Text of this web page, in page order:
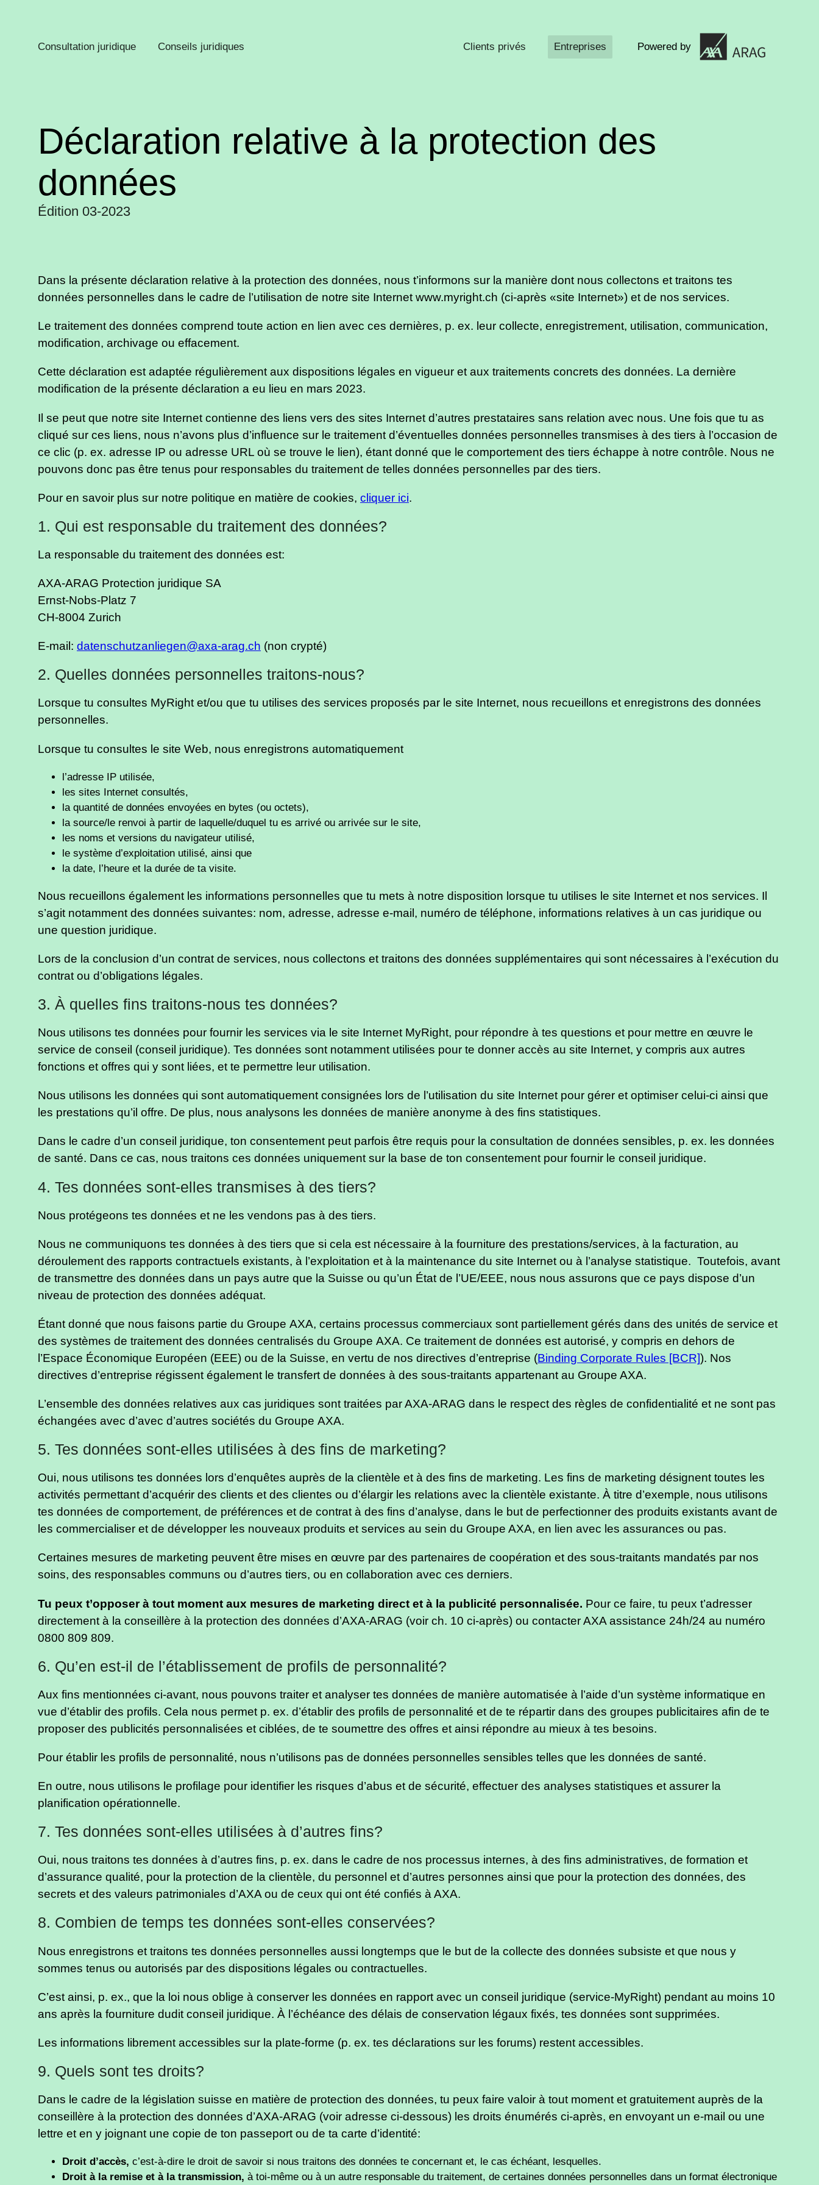
Consultation juridique Conseils juridiques Clients privés Entreprises Powered by
Déclaration relative à la protection des
données
Édition 03-2023
Dans la présente déclaration relative à la protection des données, nous t’informons sur la manière dont nous collectons et traitons tes
données personnelles dans le cadre de l’utilisation de notre site Internet www.myright.ch (ci-après «site Internet») et de nos services.
Le traitement des données comprend toute action en lien avec ces dernières, p. ex. leur collecte, enregistrement, utilisation, communication,
modification, archivage ou effacement.
Cette déclaration est adaptée régulièrement aux dispositions légales en vigueur et aux traitements concrets des données. La dernière
modification de la présente déclaration a eu lieu en mars 2023.
Il se peut que notre site Internet contienne des liens vers des sites Internet d’autres prestataires sans relation avec nous. Une fois que tu as
cliqué sur ces liens, nous n’avons plus d’influence sur le traitement d’éventuelles données personnelles transmises à des tiers à l’occasion de
ce clic (p. ex. adresse IP ou adresse URL où se trouve le lien), étant donné que le comportement des tiers échappe à notre contrôle. Nous ne
pouvons donc pas être tenus pour responsables du traitement de telles données personnelles par des tiers.
Pour en savoir plus sur notre politique en matière de cookies, cliquer ici.
1. Qui est responsable du traitement des données?
La responsable du traitement des données est:
AXA-ARAG Protection juridique SA
Ernst-Nobs-Platz 7
CH-8004 Zurich
E-mail: datenschutzanliegen@axa-arag.ch (non crypté)
2. Quelles données personnelles traitons-nous?
Lorsque tu consultes MyRight et/ou que tu utilises des services proposés par le site Internet, nous recueillons et enregistrons des données
personnelles.
Lorsque tu consultes le site Web, nous enregistrons automatiquement
l’adresse IP utilisée,
les sites Internet consultés,
la quantité de données envoyées en bytes (ou octets),
la source/le renvoi à partir de laquelle/duquel tu es arrivé ou arrivée sur le site,
les noms et versions du navigateur utilisé,
le système d’exploitation utilisé, ainsi que
la date, l’heure et la durée de ta visite.
Nous recueillons également les informations personnelles que tu mets à notre disposition lorsque tu utilises le site Internet et nos services. Il
s’agit notamment des données suivantes: nom, adresse, adresse e-mail, numéro de téléphone, informations relatives à un cas juridique ou
une question juridique.
Lors de la conclusion d’un contrat de services, nous collectons et traitons des données supplémentaires qui sont nécessaires à l’exécution du
contrat ou d’obligations légales.
3. À quelles fins traitons-nous tes données?
Nous utilisons tes données pour fournir les services via le site Internet MyRight, pour répondre à tes questions et pour mettre en œuvre le
service de conseil (conseil juridique). Tes données sont notamment utilisées pour te donner accès au site Internet, y compris aux autres
fonctions et offres qui y sont liées, et te permettre leur utilisation.
Nous utilisons les données qui sont automatiquement consignées lors de l’utilisation du site Internet pour gérer et optimiser celui-ci ainsi que
les prestations qu’il offre. De plus, nous analysons les données de manière anonyme à des fins statistiques.
Dans le cadre d’un conseil juridique, ton consentement peut parfois être requis pour la consultation de données sensibles, p. ex. les données
de santé. Dans ce cas, nous traitons ces données uniquement sur la base de ton consentement pour fournir le conseil juridique.
4. Tes données sont-elles transmises à des tiers?
Nous protégeons tes données et ne les vendons pas à des tiers.
Nous ne communiquons tes données à des tiers que si cela est nécessaire à la fourniture des prestations/services, à la facturation, au
déroulement des rapports contractuels existants, à l’exploitation et à la maintenance du site Internet ou à l’analyse statistique. Toutefois, avant
de transmettre des données dans un pays autre que la Suisse ou qu’un État de l’UE/EEE, nous nous assurons que ce pays dispose d’un
niveau de protection des données adéquat.
Étant donné que nous faisons partie du Groupe AXA, certains processus commerciaux sont partiellement gérés dans des unités de service et
des systèmes de traitement des données centralisés du Groupe AXA. Ce traitement de données est autorisé, y compris en dehors de
l’Espace Économique Européen (EEE) ou de la Suisse, en vertu de nos directives d’entreprise (Binding Corporate Rules [BCR]). Nos
directives d’entreprise régissent également le transfert de données à des sous-traitants appartenant au Groupe AXA.
L’ensemble des données relatives aux cas juridiques sont traitées par AXA-ARAG dans le respect des règles de confidentialité et ne sont pas
échangées avec d’avec d’autres sociétés du Groupe AXA.
5. Tes données sont-elles utilisées à des fins de marketing?
Oui, nous utilisons tes données lors d’enquêtes auprès de la clientèle et à des fins de marketing. Les fins de marketing désignent toutes les
activités permettant d’acquérir des clients et des clientes ou d’élargir les relations avec la clientèle existante. À titre d’exemple, nous utilisons
tes données de comportement, de préférences et de contrat à des fins d’analyse, dans le but de perfectionner des produits existants avant de
les commercialiser et de développer les nouveaux produits et services au sein du Groupe AXA, en lien avec les assurances ou pas.
Certaines mesures de marketing peuvent être mises en œuvre par des partenaires de coopération et des sous-traitants mandatés par nos
soins, des responsables communs ou d’autres tiers, ou en collaboration avec ces derniers.
Tu peux t’opposer à tout moment aux mesures de marketing direct et à la publicité personnalisée. Pour ce faire, tu peux t’adresser
directement à la conseillère à la protection des données d’AXA-ARAG (voir ch. 10 ci-après) ou contacter AXA assistance 24h/24 au numéro
0800 809 809.
6. Qu’en est-il de l’établissement de profils de personnalité?
Aux fins mentionnées ci-avant, nous pouvons traiter et analyser tes données de manière automatisée à l’aide d’un système informatique en
vue d’établir des profils. Cela nous permet p. ex. d’établir des profils de personnalité et de te répartir dans des groupes publicitaires afin de te
proposer des publicités personnalisées et ciblées, de te soumettre des offres et ainsi répondre au mieux à tes besoins.
Pour établir les profils de personnalité, nous n’utilisons pas de données personnelles sensibles telles que les données de santé.
En outre, nous utilisons le profilage pour identifier les risques d’abus et de sécurité, effectuer des analyses statistiques et assurer la
planification opérationnelle.
7. Tes données sont-elles utilisées à d’autres fins?
Oui, nous traitons tes données à d’autres fins, p. ex. dans le cadre de nos processus internes, à des fins administratives, de formation et
d’assurance qualité, pour la protection de la clientèle, du personnel et d’autres personnes ainsi que pour la protection des données, des
secrets et des valeurs patrimoniales d’AXA ou de ceux qui ont été confiés à AXA.
8. Combien de temps tes données sont-elles conservées?
Nous enregistrons et traitons tes données personnelles aussi longtemps que le but de la collecte des données subsiste et que nous y
sommes tenus ou autorisés par des dispositions légales ou contractuelles.
C’est ainsi, p. ex., que la loi nous oblige à conserver les données en rapport avec un conseil juridique (service-MyRight) pendant au moins 10
ans après la fourniture dudit conseil juridique. À l’échéance des délais de conservation légaux fixés, tes données sont supprimées.
Les informations librement accessibles sur la plate-forme (p. ex. tes déclarations sur les forums) restent accessibles.
9. Quels sont tes droits?
Dans le cadre de la législation suisse en matière de protection des données, tu peux faire valoir à tout moment et gratuitement auprès de la
conseillère à la protection des données d’AXA-ARAG (voir adresse ci-dessous) les droits énumérés ci-après, en envoyant un e-mail ou une
lettre et en y joignant une copie de ton passeport ou de ta carte d’identité:
Droit d’accès, c’est-à-dire le droit de savoir si nous traitons des données te concernant et, le cas échéant, lesquelles.
Droit à la remise et à la transmission, à toi-même ou à un autre responsable du traitement, de certaines données personnelles dans un format électronique